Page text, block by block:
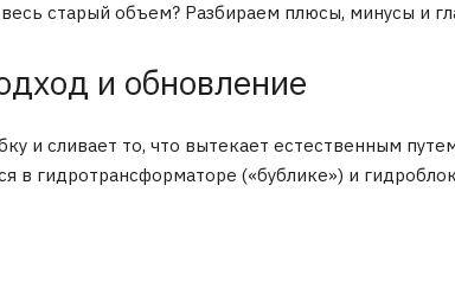
старый объем? Разбираем плюсы, минусы и
и обновление
и сливает то, что вытекает естественным
в гидротрансформаторе («бублике») и